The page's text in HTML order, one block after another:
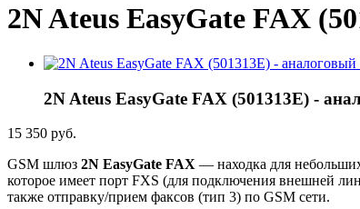
2N Ateus EasyGate FAX
2N Ateus EasyGate FAX (501313E) -
15 350 руб.
GSM шлюз 2N EasyGate FAX — находка для
которое имеет порт FXS (для подключения внешней
также отправку/прием факсов (тип 3) по GSM сети.